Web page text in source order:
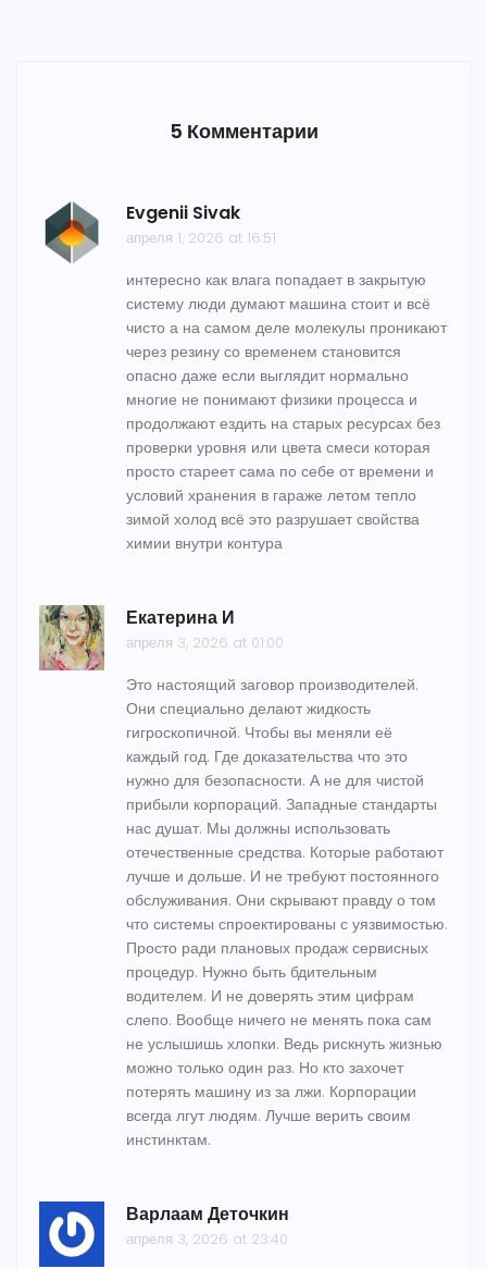
5 Комментарии
Evgenii Sivak
апреля 1, 2026 at 16:51
интересно как влага попадает в закрытую
систему люди думают машина стоит и всё
чисто а на самом деле молекулы проникают
через резину со временем становится
опасно даже если выглядит нормально
многие не понимают физики процесса и
продолжают ездить на старых ресурсах без
проверки уровня или цвета смеси которая
просто стареет сама по себе от времени и
условий хранения в гараже летом тепло
зимой холод всё это разрушает свойства
химии внутри контура
Екатерина И
апреля 3, 2026 at 01:00
Это настоящий заговор производителей.
Они специально делают жидкость
гигроскопичной. Чтобы вы меняли её
каждый год. Где доказательства что это
нужно для безопасности. А не для чистой
прибыли корпораций. Западные стандарты
нас душат. Мы должны использовать
отечественные средства. Которые работают
лучше и дольше. И не требуют постоянного
обслуживания. Они скрывают правду о том
что системы спроектированы с уязвимостью.
Просто ради плановых продаж сервисных
процедур. Нужно быть бдительным
водителем. И не доверять этим цифрам
слепо. Вообще ничего не менять пока сам
не услышишь хлопки. Ведь рискнуть жизнью
можно только один раз. Но кто захочет
потерять машину из за лжи. Корпорации
всегда лгут людям. Лучше верить своим
инстинктам.
Варлаам Деточкин
апреля 3, 2026 at 23:40